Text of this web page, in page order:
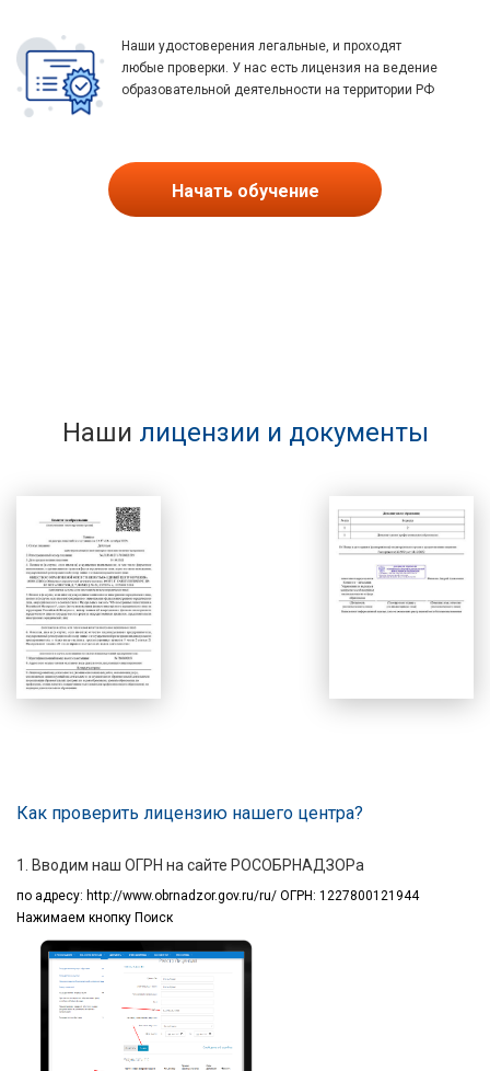
Наши удостоверения легальные, и проходят
любые проверки. У нас есть лицензия на ведение
образовательной деятельности на территории РФ
Начать обучение
Наши лицензии и документы
Как проверить лицензию нашего центра?
1. Вводим наш ОГРН на сайте РОСОБРНАДЗОРа
по адресу: http://www.obrnadzor.gov.ru/ru/ ОГРН: 1227800121944
Нажимаем кнопку Поиск